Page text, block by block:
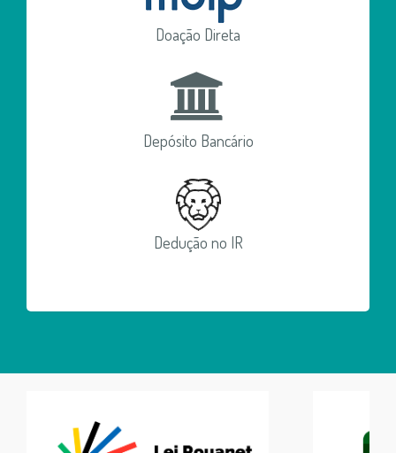
Doação Direta
Depósito Bancário
Dedução no IR